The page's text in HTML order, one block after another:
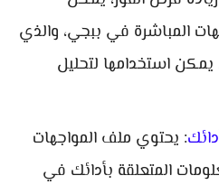
المباشرة في ببجي، والذي
يمكن استخدامها لتحليل
: يحتوي ملف المواجهات
المتعلقة بأدائك في